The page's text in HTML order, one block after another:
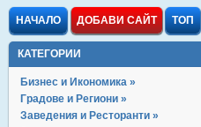
НАЧАЛО ДОБАВИ САЙТ ТОП
КАТЕГОРИИ
Бизнес и Икономика »
Градове и Региони »
Заведения и Ресторанти »